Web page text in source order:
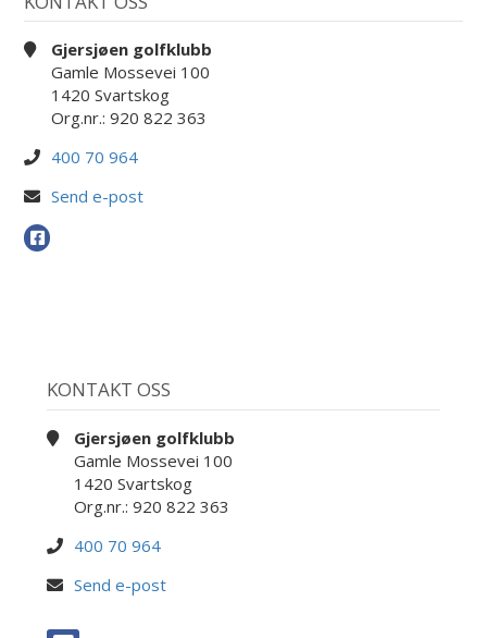
Gjersjøen golfklubb
Gamle Mossevei 100
1420 Svartskog
Org.nr.: 920 822 363
400 70 964
Send e-post
KONTAKT OSS
Gjersjøen golfklubb
Gamle Mossevei 100
1420 Svartskog
Org.nr.: 920 822 363
400 70 964
Send e-post